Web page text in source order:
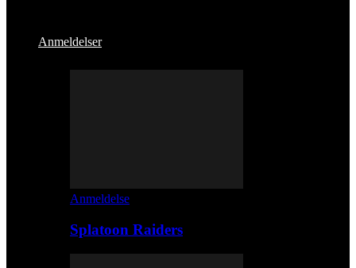
Anmeldelser
Anmeldelse
Splatoon Raiders